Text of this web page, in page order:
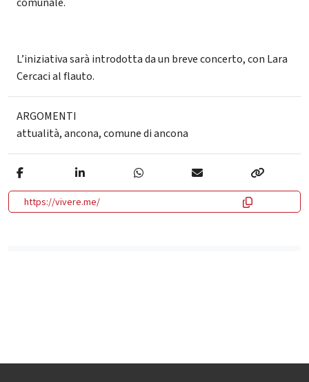
L’iniziativa sarà introdotta da un breve concerto, con Lara
Cercaci al flauto.
ARGOMENTI
attualità,ancona,comune di ancona
https://vivere.me/